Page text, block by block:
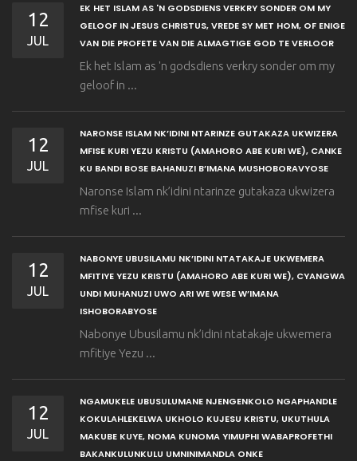
12
JUL
EK HET ISLAM AS 'N GODSDIENS VERKRY SONDER OM MY
GELOOF IN JESUS CHRISTUS, VREDE SY MET HOM, OF ENIGE
VAN DIE PROFETE VAN DIE ALMAGTIGE GOD TE VERLOOR
Ek het Islam as 'n godsdiens verkry sonder om my
geloof in ...
12
JUL
NARONSE ISLAM NK’IDINI NTARINZE GUTAKAZA UKWIZERA
MFISE KURI YEZU KRISTU (AMAHORO ABE KURI WE), CANKE
KU BANDI BOSE BAHANUZI B’IMANA MUSHOBORAVYOSE
Naronse Islam nk’idini ntarinze gutakaza ukwizera
mfise kuri ...
12
JUL
NABONYE UBUSILAMU NK’IDINI NTATAKAJE UKWEMERA
MFITIYE YEZU KRISTU (AMAHORO ABE KURI WE), CYANGWA
UNDI MUHANUZI UWO ARI WE WESE W’IMANA
ISHOBORABYOSE
Nabonye Ubusilamu nk’idini ntatakaje ukwemera
mfitiye Yezu ...
12
JUL
NGAMUKELE UBUSULUMANE NJENGENKOLO NGAPHANDLE
KOKULAHLEKELWA UKHOLO KUJESU KRISTU, UKUTHULA
MAKUBE KUYE, NOMA KUNOMA YIMUPHI WABAPROFETHI
BAKANKULUNKULU UMNINIMANDLA ONKE